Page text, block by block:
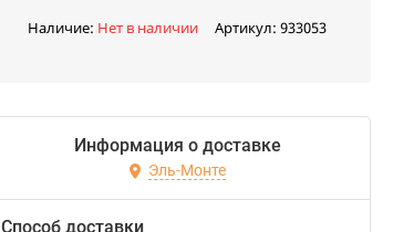
Наличие: Нет в наличии Артикул: 933053
Информация о доставке
Эль-Монте
Способ доставки